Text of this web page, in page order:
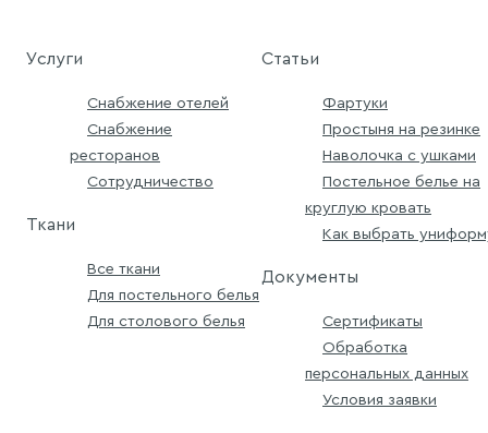
Услуги
Снабжение отелей
Снабжение
ресторанов
Сотрудничество
Ткани
Все ткани
Для постельного белья
Для столового белья
Статьи
Фартуки
Простыня на резинке
Наволочка с ушками
Постельное белье на
круглую кровать
Как выбрать
Документы
Сертификаты
Обработка
персональных данных
Условия заявки